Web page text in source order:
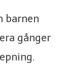
barnen
gånger